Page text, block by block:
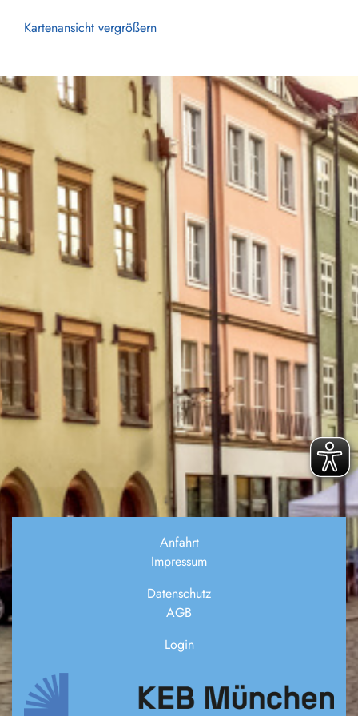
Kartenansicht vergrößern
Anfahrt
Impressum
Datenschutz
AGB
Login